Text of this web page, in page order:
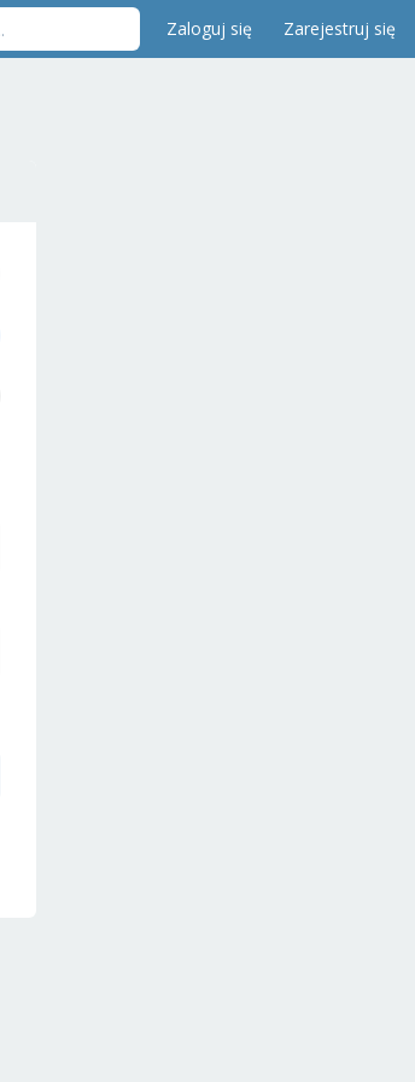
Zaloguj się Zarejestruj się